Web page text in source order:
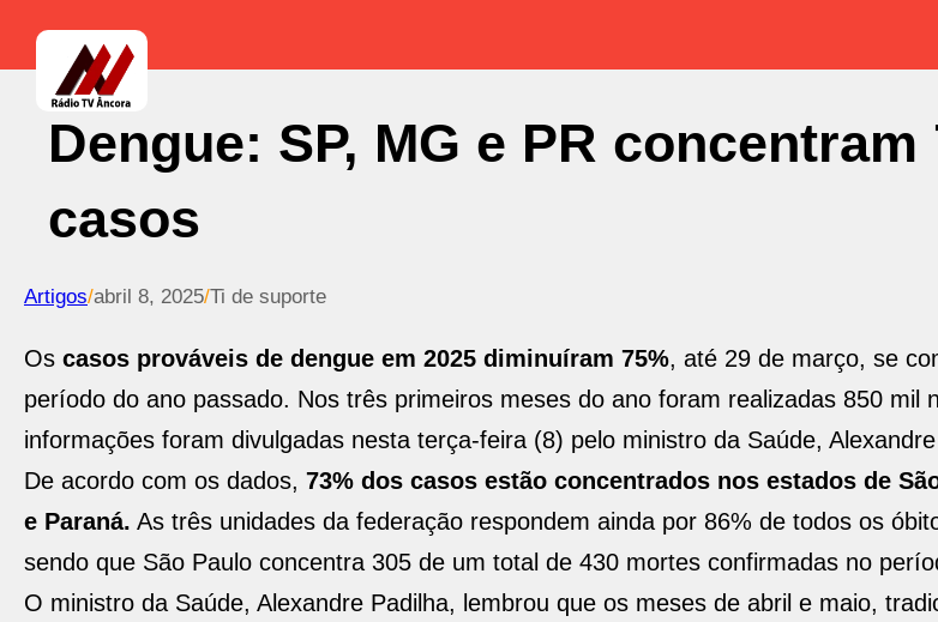
Dengue: SP, MG e PR concentram
casos
Artigos/abril 8, 2025/Ti de suporte
Os casos prováveis de dengue em 2025 diminuíram 75%, até 29 de março, se
período do ano passado. Nos três primeiros meses do ano foram realizadas 850 mil
informações foram divulgadas nesta terça-feira (8) pelo ministro da Saúde,
De acordo com os dados, 73% dos casos estão concentrados nos estados de
e Paraná. As três unidades da federação respondem ainda por 86% de todos os
sendo que São Paulo concentra 305 de um total de 430 mortes confirmadas no
O ministro da Saúde, Alexandre Padilha, lembrou que os meses de abril e maio,